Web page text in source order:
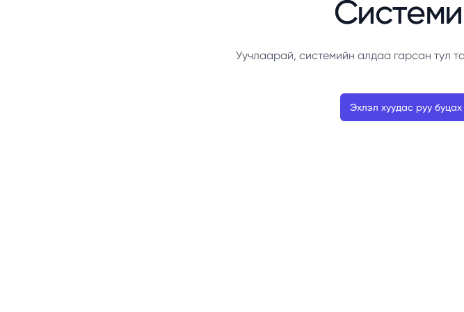
Уучлаарай, системийн алдаа гарсан тул
Эхлэл хуудас руу буцах